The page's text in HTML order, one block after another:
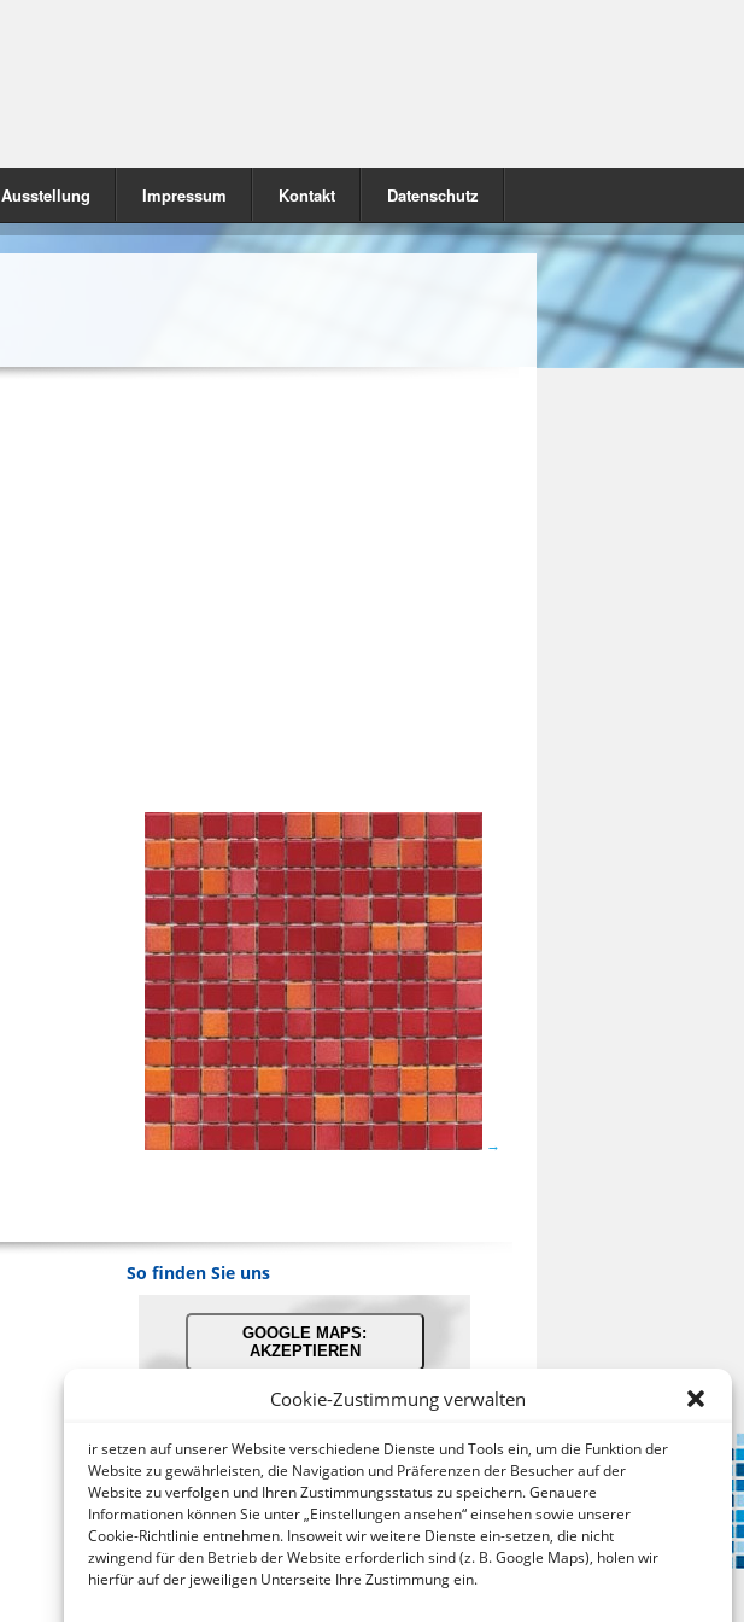
Cookie-Zustimmung verwalten
ir setzen auf unserer Website verschiedene Dienste und Tools ein, um die Funktion der
Website zu gewährleisten, die Navigation und Präferenzen der Besucher auf der
Website zu verfolgen und Ihren Zustimmungsstatus zu speichern. Genauere
Informationen können Sie unter „Einstellungen ansehen“ einsehen sowie unserer
Cookie-Richtlinie entnehmen. Insoweit wir weitere Dienste ein-setzen, die nicht
zwingend für den Betrieb der Website erforderlich sind (z. B. Google Maps), holen wir
hierfür auf der jeweiligen Unterseite Ihre Zustimmung ein.
Ausstellung Impressum Kontakt Datenschutz
So finden Sie uns
GOOGLE MAPS:
AKZEPTIEREN
Anbieter: Google Ireland Limited
Bei der Nutzung dieses Dienstes
werden Daten an Google
über¬mittelt, außer¬dem ist es
wahr-scheinlich dass Google Daten
(z.B. Cookies) auf Ihrem Gerät
speichert.